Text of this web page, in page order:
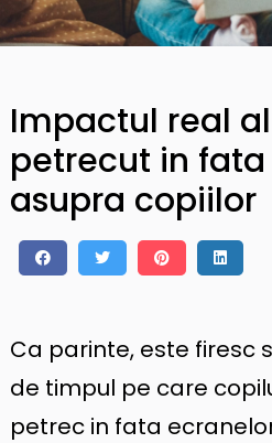
Impactul real
petrecut in
asupra copiilor
Ca parinte, este firesc
de timpul pe care
petrec in fata